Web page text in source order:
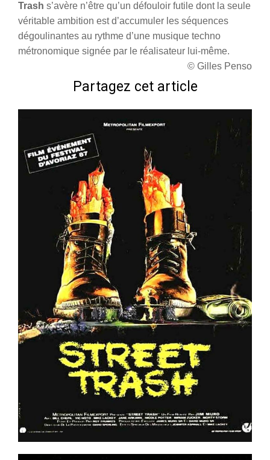
Trash s’avère n’être qu’un défouloir futile dont la seule
véritable ambition est d’accumuler les séquences
dégoulinantes au rythme d’une musique techno
métronomique signée par le réalisateur lui-même.
© Gilles Penso
Partagez cet article